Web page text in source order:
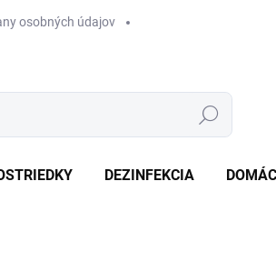
osobných údajov
Hľadať
DEZINFEKCIA